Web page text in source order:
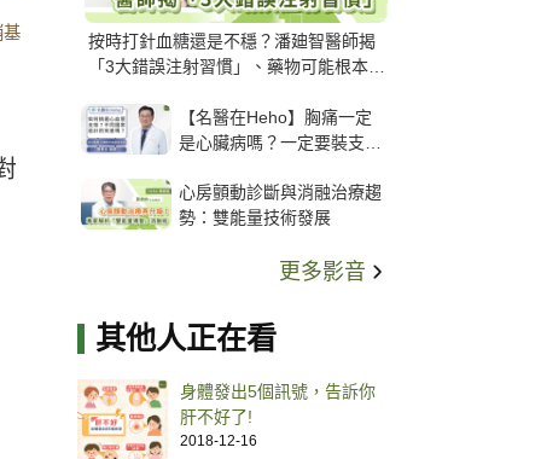
基
按時打針血糖還是不穩？潘廸智醫師揭
「3大錯誤注射習慣」、藥物可能根本沒
【名醫在Heho】胸痛一定
是心臟病嗎？一定要裝支
解析支架種類、風險與選擇
關鍵
心房顫動診斷與消融治療趨
勢：雙能量技術發展
更多影音
其他人正在看
身體發出5個訊號，告訴你
肝不好了!
2018-12-16